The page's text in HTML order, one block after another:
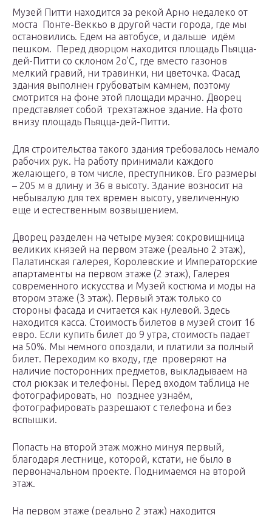
Музей Питти находится за рекой Арно недалеко от
моста Понте-Веккьо в другой части города, где мы
остановились. Едем на автобусе, и дальше идём
пешком. Перед дворцом находится площадь Пьяцца-
дей-Питти со склоном 2о’C, где вместо газонов
мелкий гравий, ни травинки, ни цветочка. Фасад
здания выполнен грубоватым камнем, поэтому
смотрится на фоне этой площади мрачно. Дворец
представляет собой трехэтажное здание. На фото
внизу площадь Пьяцца-дей-Питти.
Для строительства такого здания требовалось немало
рабочих рук. На работу принимали каждого
желающего, в том числе, преступников. Его размеры
– 205 м в длину и 36 в высоту. Здание возносит на
небывалую для тех времен высоту, увеличенную
еще и естественным возвышением.
Дворец разделен на четыре музея: сокровищница
великих князей на первом этаже (реально 2 этаж),
Палатинская галерея, Королевские и Императорские
апартаменты на первом этаже (2 этаж), Галерея
современного искусства и Музей костюма и моды на
втором этаже (3 этаж). Первый этаж только со
стороны фасада и считается как нулевой. Здесь
находится касса. Стоимость билетов в музей стоит 16
евро. Если купить билет до 9 утра, стоимость падает
на 50%. Мы немного опоздали, и платили за полный
билет. Переходим ко входу, где проверяют на
наличие посторонних предметов, выкладываем на
стол рюкзак и телефоны. Перед входом таблица не
фотографировать, но позднее узнаём,
фотографировать разрешают с телефона и без
вспышки.
Попасть на второй этаж можно минуя первый,
благодаря лестнице, которой, кстати, не было в
первоначальном проекте. Поднимаемся на второй
этаж.
На первом этаже (реально 2 этаж) находится